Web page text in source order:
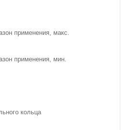
применения, макс.
применения, мин.
кольца